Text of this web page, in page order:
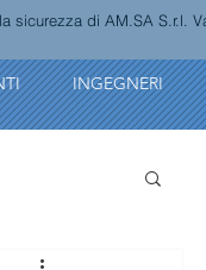
INGEGNERI
sicurezza di AM.SA S.r.l.